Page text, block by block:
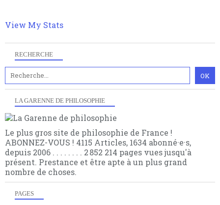
RECHERCHE
LA GARENNE DE PHILOSOPHIE
Le plus gros site de philosophie de France !
ABONNEZ-VOUS ! 4115 Articles, 1634 abonné·e·s,
depuis 2006 . . . . . . . . 2 852 214 pages vues jusqu'à
présent. Prestance et être apte à un plus grand
nombre de choses.
PAGES
View My Stats